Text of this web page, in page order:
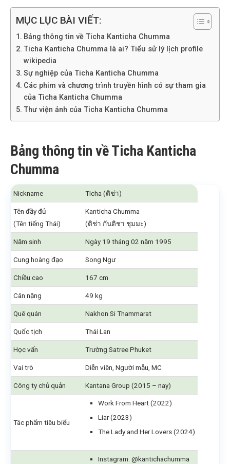
MỤC LỤC BÀI VIẾT:
Bảng thông tin về Ticha Kanticha Chumma
Ticha Kanticha Chumma là ai? Tiểu sử lý lịch profile
wikipedia
Sự nghiệp của Ticha Kanticha Chumma
Các phim và chương trình truyền hình có sự tham gia
của Ticha Kanticha Chumma
Thư viện ảnh của Ticha Kanticha Chumma
Bảng thông tin về Ticha Kanticha
Chumma
Nickname Ticha (ติช่า)
Tên đầy đủ
(Tên tiếng Thái)
Kanticha Chumma
(ติช่า กันติชา ชุมมะ)
Năm sinh Ngày 19 tháng 02 năm 1995
Cung hoàng đạo Song Ngư
Chiều cao 167 cm
Cân nặng 49 kg
Quê quán Nakhon Si Thammarat
Quốc tịch Thái Lan
Học vấn Trường Satree Phuket
Vai trò Diễn viên, Người mẫu, MC
Công ty chủ quản Kantana Group (2015 – nay)
Tác phẩm tiêu biểu
Work From Heart (2022)
Liar (2023)
The Lady and Her Lovers (2024)
Instagram: @kantichachumma